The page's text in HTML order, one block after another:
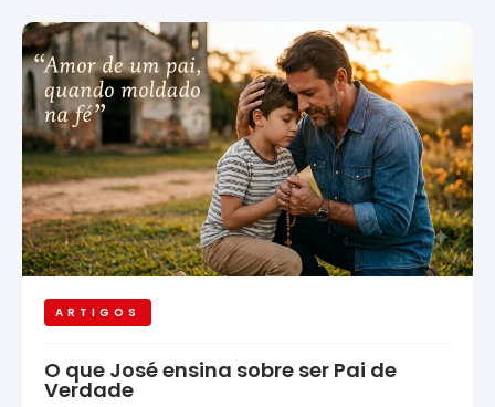
ARTIGOS
O que José ensina sobre ser Pai de
Verdade